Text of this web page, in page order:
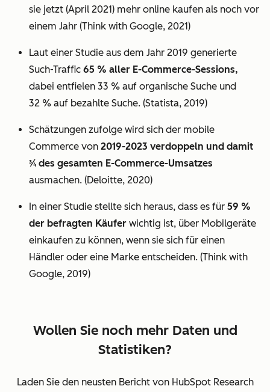
sie jetzt (April 2021) mehr online kaufen als noch vor
einem Jahr (Think with Google, 2021)
Laut einer Studie aus dem Jahr 2019 generierte
Such-Traffic 65 % aller E-Commerce-Sessions,
dabei entfielen 33 % auf organische Suche und
32 % auf bezahlte Suche. (Statista, 2019)
Schätzungen zufolge wird sich der mobile
Commerce von 2019-2023 verdoppeln und damit
3⁄4 des gesamten E-Commerce-Umsatzes
ausmachen. (Deloitte, 2020)
In einer Studie stellte sich heraus, dass es für 59 %
der befragten Käufer wichtig ist, über Mobilgeräte
einkaufen zu können, wenn sie sich für einen
Händler oder eine Marke entscheiden. (Think with
Google, 2019)
Wollen Sie noch mehr Daten und
Statistiken?
Laden Sie den neusten Bericht von HubSpot Research